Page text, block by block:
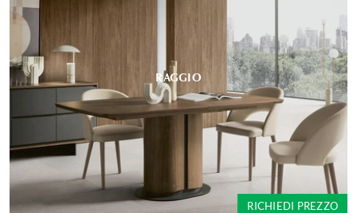
RAGGIO
RICHIEDI PREZZO